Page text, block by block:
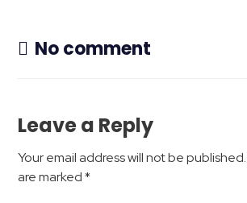
No comment
Leave a Reply
Your email address will not be published.
are marked*